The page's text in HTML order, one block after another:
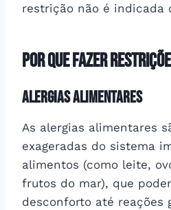
restrição não é indicada
Por que Fazer
Alergias alimentares
As alergias alimentares
exageradas do sistema
alimentos (como leite,
frutos do mar), que
desconforto até reações